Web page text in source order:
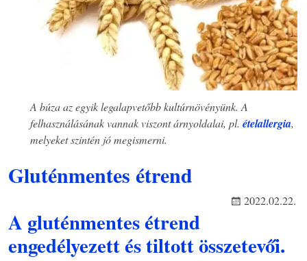
A búza az egyik legalapvetőbb kultúrnövényünk. A
felhasználásának vannak viszont árnyoldalai, pl. ételallergia,
melyeket szintén jó megismerni.
Gluténmentes étrend
2022.02.22.
A gluténmentes étrend
engedélyezett és tiltott összetevői.